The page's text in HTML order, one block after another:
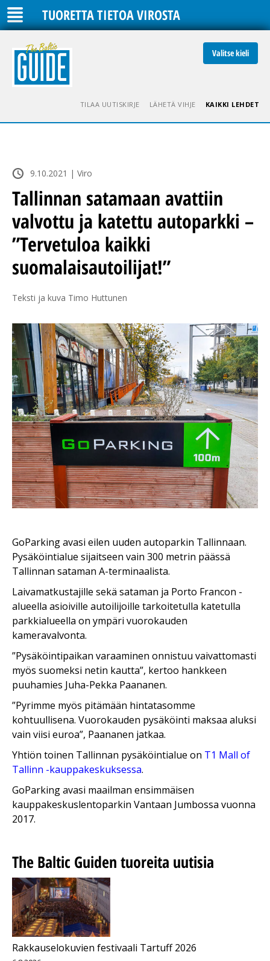
TUORETTA TIETOA VIROSTA
Valitse kieli
TILAA UUTISKIRJE LÄHETÄ VIHJE KAIKKI LEHDET
9.10.2021 | Viro
Tallinnan satamaan avattiin
valvottu ja katettu autoparkki –
”Tervetuloa kaikki
suomalaisautoilijat!”
Teksti ja kuva Timo Huttunen
GoParking avasi eilen uuden autoparkin Tallinnaan.
Pysäköintialue sijaitseen vain 300 metrin päässä
Tallinnan sataman A-terminaalista.
Laivamatkustajille sekä sataman ja Porto Francon -
alueella asioiville autoilijoille tarkoitetulla katetulla
parkkialueella on ympäri vuorokauden
kameravalvonta.
”Pysäköintipaikan varaaminen onnistuu vaivattomasti
myös suomeksi netin kautta”, kertoo hankkeen
puuhamies Juha-Pekka Paananen.
”Pyrimme myös pitämään hintatasomme
kohtuullisena. Vuorokauden pysäköinti maksaa aluksi
vain viisi euroa”, Paananen jatkaa.
Yhtiön toinen Tallinnan pysäköintialue on T1 Mall of
Tallinn -kauppakeskuksessa.
GoParking avasi maailman ensimmäisen
kauppakeskuslentoparkin Vantaan Jumbossa vuonna
2017.
The Baltic Guiden tuoreita uutisia
Rakkauselokuvien festivaali Tartuff 2026